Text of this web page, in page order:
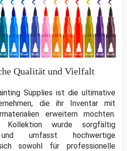
Qualität und Vielfalt
Supplies ist die ultimative
die ihr Inventar mit
erweitern möchten.
Kollektion wurde sorgfältig
und umfasst hochwertige
sowohl für professionelle